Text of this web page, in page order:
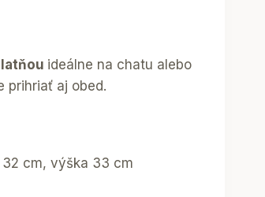
ideálne na chatu alebo
prihriať aj obed.
32 cm, výška 33 cm